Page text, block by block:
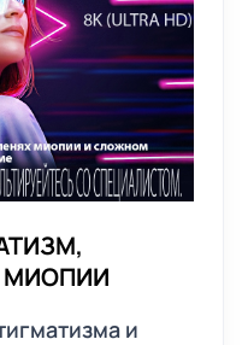
МИОПИИ
и